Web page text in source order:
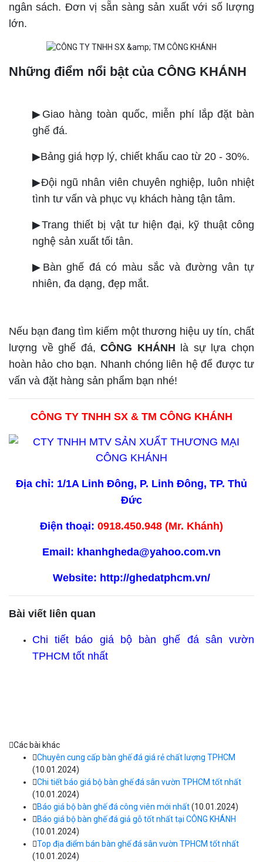
ngân sách. Đơn vị sẵn sàng sản xuất với số lượng
lớn.
Những điểm nổi bật của CÔNG KHÁNH
▶Giao hàng toàn quốc, miễn phí lắp đặt bàn
ghế đá.
▶Bảng giá hợp lý, chiết khấu cao từ 20 - 30%.
▶Đội ngũ nhân viên chuyên nghiệp, luôn nhiệt
tình tư vấn và phục vụ khách hàng tận tâm.
▶Trang thiết bị vật tư hiện đại, kỹ thuật công
nghệ sản xuất tối tân.
▶Bàn ghế đá có màu sắc và đường vân tự
nhiên, đa dạng, đẹp mắt.
Nếu bạn đang tìm kiếm một thương hiệu uy tín, chất
lượng về ghế đá,CÔNG KHÁNH là sự lựa chọn
hoàn hảo cho bạn. Nhanh chóng liên hệ để được tư
vấn và đặt hàng sản phẩm bạn nhé!
CÔNG TY TNHH SX & TM CÔNG KHÁNH
Địa chỉ: 1/1A Linh Đông, P. Linh Đông, TP. Thủ
Đức
Điện thoại: 0918.450.948 (Mr. Khánh)
Email: khanhgheda@yahoo.com.vn
Website: http://ghedatphcm.vn/
Bài viết liên quan
Chi tiết báo giá bộ bàn ghế đá sân vườn
TPHCM tốt nhất
Các bài khác
Chuyên cung cấp bàn ghế đá giá rẻ chất lượng TPHCM
(10.01.2024)
Chi tiết báo giá bộ bàn ghế đá sân vườn TPHCM tốt nhất
(10.01.2024)
Báo giá bộ bàn ghế đá công viên mới nhất(10.01.2024)
Báo giá bộ bàn ghế đá giả gỗ tốt nhất tại CÔNG KHÁNH
(10.01.2024)
Top địa điểm bán bàn ghế đá sân vườn TPHCM tốt nhất
(10.01.2024)